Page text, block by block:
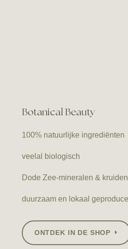
Botanical Beauty
100% natuurlijke ingrediënten
veelal biologisch
Dode Zee-mineralen &
duurzaam en lokaal
ONTDEK IN DE SHOP